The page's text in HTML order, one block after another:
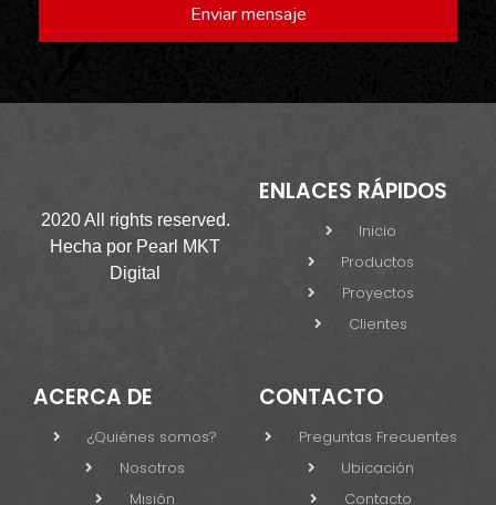
Enviar mensaje
2020 All rights reserved.
Hecha por Pearl MKT
Digital
ENLACES RÁPIDOS
Inicio
Productos
Proyectos
Clientes
ACERCA DE
¿Quiénes somos?
Nosotros
Misión
CONTACTO
Preguntas Frecuentes
Ubicación
Contacto